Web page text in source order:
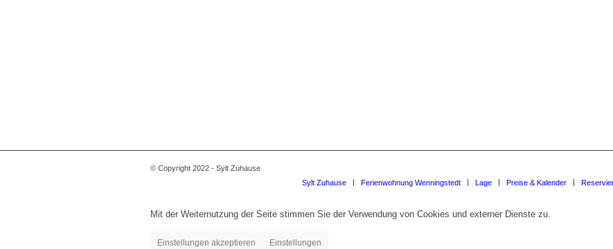
© Copyright 2022 - Sylt Zuhause
Sylt Zuhause
Ferienwohnung Wenningstedt Lage Preise & Kalender
Mit der Weiternutzung der Seite stimmen Sie der Verwendung von Cookies und externer Dienste zu.
Einstellungen akzeptieren Einstellungen